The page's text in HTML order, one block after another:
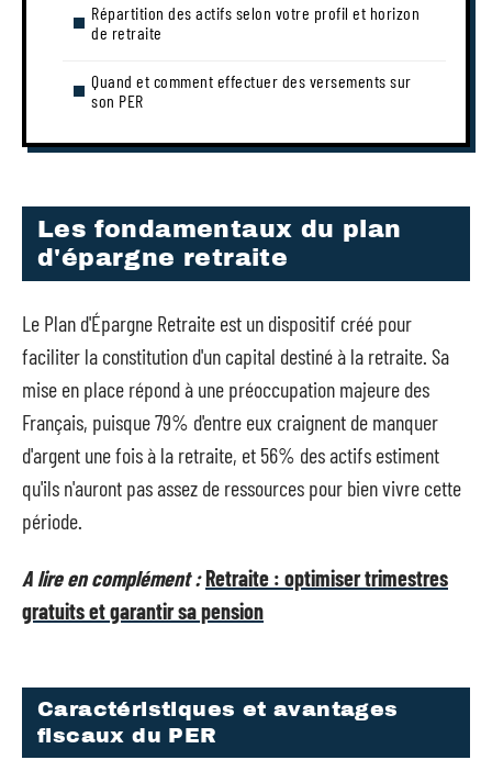
Répartition des actifs selon votre profil et horizon
de retraite
Quand et comment effectuer des versements sur
son PER
Les fondamentaux du plan
d'épargne retraite
Le Plan d'Épargne Retraite est un dispositif créé pour
faciliter la constitution d'un capital destiné à la retraite. Sa
mise en place répond à une préoccupation majeure des
Français, puisque 79% d'entre eux craignent de manquer
d'argent une fois à la retraite, et 56% des actifs estiment
qu'ils n'auront pas assez de ressources pour bien vivre cette
période.
A lire en complément :Retraite : optimiser trimestres
gratuits et garantir sa pension
Caractéristiques et avantages
fiscaux du PER